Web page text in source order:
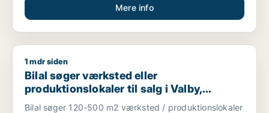
Mere info
Bilal søger værksted eller produktionslokaler til salg i Valby,
1 mdr siden
Bilal søger værksted eller
produktionslokaler til salg i Valby,
Brøndby eller Hvidovre m.fl.
Bilal søger 120-500 m2 værksted / produktionslokaler